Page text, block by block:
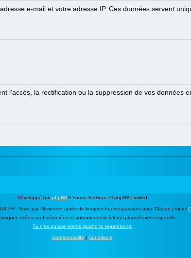
e-mail et votre adresse IP. Ces données servent
l'accès, la rectification ou la suppression de vos données
Développé parphpBB® Forum Software © phpBB Limited
- Style par Olivieeeer après de longues heures passées avec Claude ( merci
citées sont déposées et appartiennent à leurs propriétaires respectifs
Tu n'es qu'une merde quand tu regardes ça
Confidentialité | Conditions